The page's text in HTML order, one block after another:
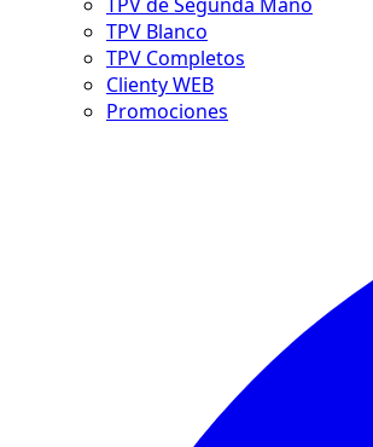
TPV Blanco
TPV Completos
Clienty WEB
Promociones